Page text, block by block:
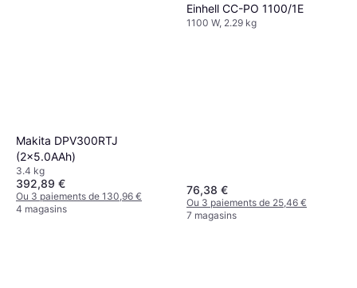
Makita DPV300RTJ
(2x5.0AAh)
3.4 kg
392,89 €
Ou 3 paiements de 130,96 €
4 magasins
Einhell CC-PO 1100/1E
1100 W, 2.29 kg
76,38 €
Ou 3 paiements de 25,46 €
7 magasins